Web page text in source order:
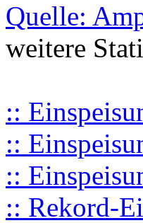
Quelle:
weitere
::
::
::
:: Rekord-